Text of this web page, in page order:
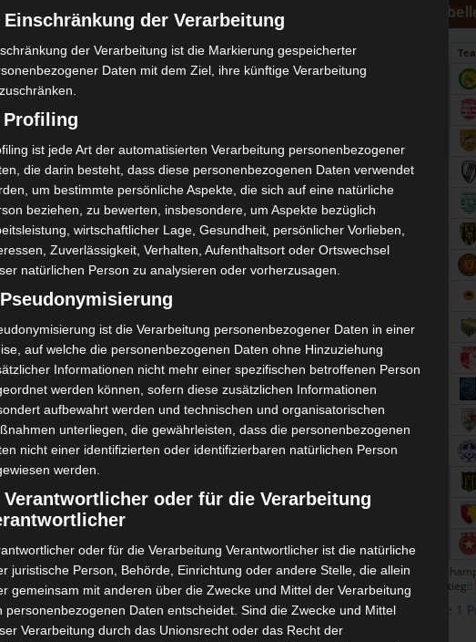
H G 2:1 90`
1
H U 1:1 90`
1
H
A U
H G 1:0 90`
1
A G 0:2 90`
1
H V 1:3 90`
1
H G 1:0 90` 1
Alaeddine Abbès
CAF
| Abstieg::
Ligue 1
Einschränkung der Verarbeitung
der Verarbeitung ist die Markierung gespeicherter
Daten mit dem Ziel, ihre künftige Verarbeitung
Profiling
ist jede Art der automatisierten Verarbeitung personenbezogener
die darin besteht, dass diese personenbezogenen Daten verwendet
um bestimmte persönliche Aspekte, die sich auf eine natürliche
beziehen, zu bewerten, insbesondere, um Aspekte bezüglich
wirtschaftlicher Lage, Gesundheit, persönlicher Vorlieben,
Zuverlässigkeit, Verhalten, Aufenthaltsort oder Ortswechsel
natürlichen Person zu analysieren oder vorherzusagen.
ist die Verarbeitung personenbezogener Daten in einer
auf welche die personenbezogenen Daten ohne Hinzuziehung
Informationen nicht mehr einer spezifischen betroffenen Person
werden können, sofern diese zusätzlichen Informationen
aufbewahrt werden und technischen und organisatorischen
unterliegen, die gewährleisten, dass die personenbezogenen
nicht einer identifizierten oder identifizierbaren natürlichen Person
werden.
Verantwortlicher oder für die Verarbeitung
oder für die Verarbeitung Verantwortlicher ist die natürliche
juristische Person, Behörde, Einrichtung oder andere Stelle, die allein
gemeinsam mit anderen über die Zwecke und Mittel der Verarbeitung
personenbezogenen Daten entscheidet. Sind die Zwecke und Mittel
Verarbeitung durch das Unionsrecht oder das Recht der